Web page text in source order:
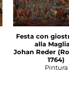
Festa con
alla
Johan Reder
1764)
Pintura